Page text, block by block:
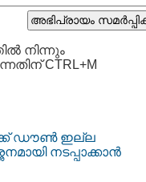
നിന്നും
CTRL+M
ഡൗണ്‍ ഇല്ല
നടപ്പാക്കാൻ